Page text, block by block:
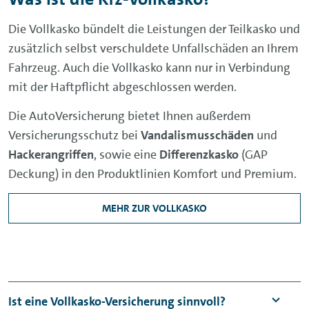
Die Vollkasko bündelt die Leistungen der Teilkasko und
zusätzlich selbst verschuldete Unfallschäden an Ihrem
Fahrzeug. Auch die Vollkasko kann nur in Verbindung
mit der Haftpflicht abgeschlossen werden.
Die AutoVersicherung bietet Ihnen außerdem
Versicherungsschutz bei Vandalismusschäden und
Hackerangriffen, sowie eine Differenzkasko (GAP
Deckung) in den Produktlinien Komfort und Premium.
MEHR ZUR VOLLKASKO
Ist eine Vollkasko-Versicherung sinnvoll?